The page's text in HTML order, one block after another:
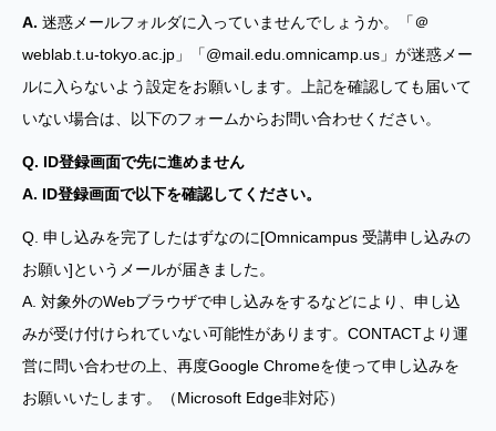
A. 迷惑メールフォルダに入っていませんでしょうか。「＠
weblab.t.u-tokyo.ac.jp」「@mail.edu.omnicamp.us」が迷惑メー
ルに入らないよう設定をお願いします。上記を確認しても届いて
いない場合は、以下のフォームからお問い合わせください。
Q. ID登録画面で先に進めません
A. ID登録画面で以下を確認してください。
Q. 申し込みを完了したはずなのに[Omnicampus 受講申し込みの
お願い]というメールが届きました。
A. 対象外のWebブラウザで申し込みをするなどにより、申し込
みが受け付けられていない可能性があります。CONTACTより運
営に問い合わせの上、再度Google Chromeを使って申し込みを
お願いいたします。（Microsoft Edge非対応）